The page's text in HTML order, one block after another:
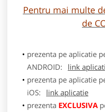
Pentru mai multe
de
prezenta pe aplicatie
ANDROID:
link
prezenta pe aplicatie
iOS:
link aplicatie
prezenta EXCLUSIVA